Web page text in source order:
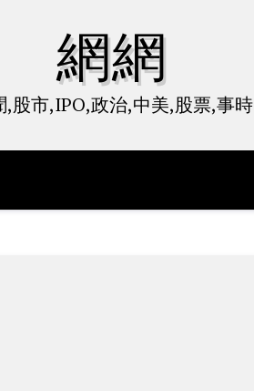
網網
,股市,IPO,政治,中美,股票,事時